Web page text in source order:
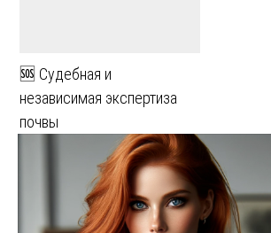
🆘 Судебная и
независимая экспертиза
почвы